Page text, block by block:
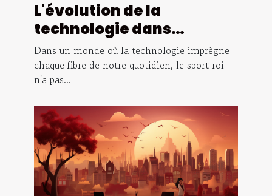
L'évolution de la
technologie dans
l'arbitrage du football
Dans un monde où la technologie imprègne
chaque fibre de notre quotidien, le sport roi
n'a pas...